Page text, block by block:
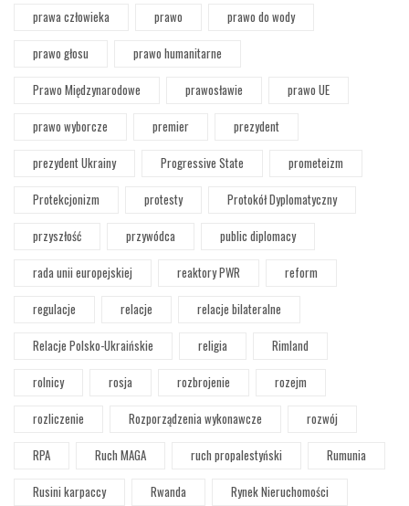
prawa człowieka prawo
prawo do wody
prawo głosu
prawo humanitarne
Prawo Międzynarodowe
prawosławie
prawo UE
prawo wyborcze
premier
prezydent
prezydent Ukrainy
Progressive State
prometeizm
Protekcjonizm
protesty
Protokół Dyplomatyczny
przyszłość
przywódca
public diplomacy
rada unii europejskiej
reaktory PWR
reform
regulacje
relacje
relacje bilateralne
Relacje Polsko-Ukraińskie
religia
Rimland
rolnicy
rosja rozbrojenie
rozejm
rozliczenie
Rozporządzenia wykonawcze
rozwój
RPA
Ruch MAGA ruch propalestyński
Rumunia
Rusini karpaccy
Rwanda
Rynek Nieruchomości